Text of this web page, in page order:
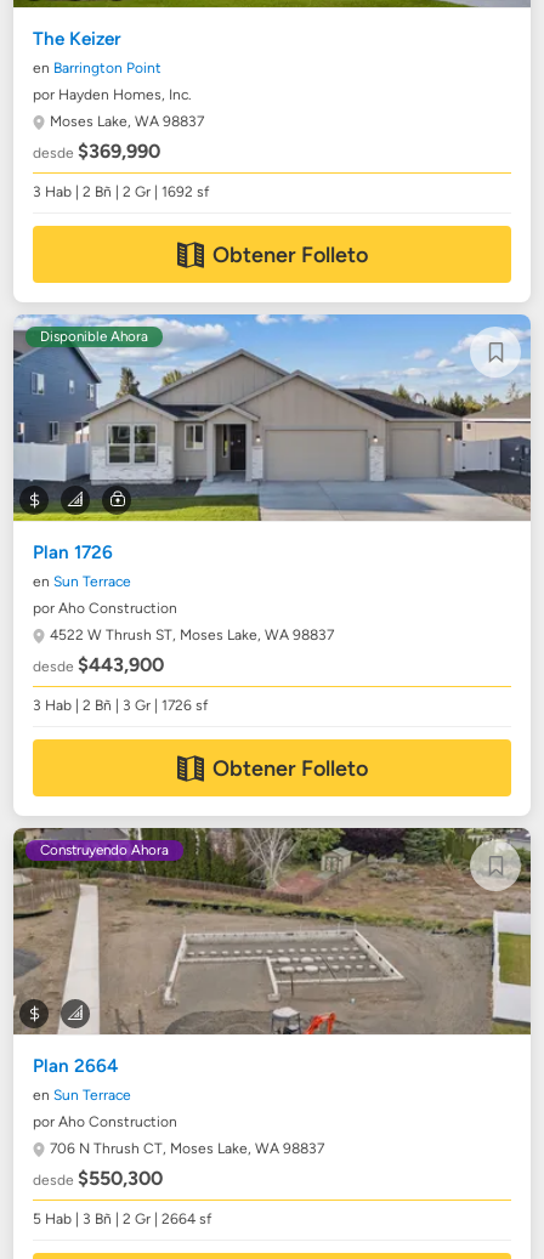
The Keizer
en Barrington Point
por Hayden Homes, Inc.
Moses Lake, WA 98837
desde$369,990
3 Hab | 2 Bñ | 2 Gr | 1692 sf
Obtener Folleto
Disponible Ahora
Plan 1726
enSun Terrace
por Aho Construction
4522 W Thrush ST, Moses Lake, WA 98837
desde$443,900
3 Hab | 2 Bñ | 3 Gr | 1726 sf
Obtener Folleto
Construyendo Ahora
Plan 2664
enSun Terrace
por Aho Construction
706 N Thrush CT, Moses Lake, WA 98837
desde$550,300
5 Hab | 3 Bñ | 2 Gr | 2664 sf